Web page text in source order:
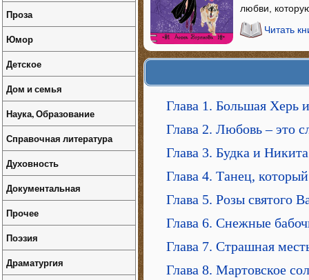
любви,
Читать
Глава 1. Большая Херь
Глава 2. Любовь – это
Глава 3. Будка и Никита
Глава 4. Танец,
Глава 5. Розы святого
Глава 6. Снежные
Глава 7. Страшная
Глава 8. Мартовское
Проза
Юмор
Детское
Дом и семья
Наука, Образование
Справочная литература
Духовность
Документальная
Прочее
Поэзия
Драматургия